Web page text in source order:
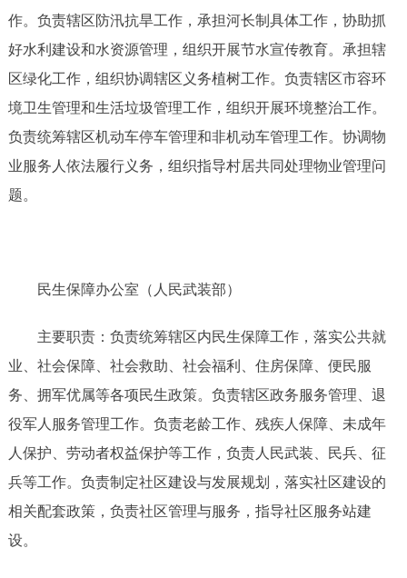
作。负责辖区防汛抗旱工作，承担河长制具体工作，协助抓
好水利建设和水资源管理，组织开展节水宣传教育。承担辖
区绿化工作，组织协调辖区义务植树工作。负责辖区市容环
境卫生管理和生活垃圾管理工作，组织开展环境整治工作。
负责统筹辖区机动车停车管理和非机动车管理工作。协调物
业服务人依法履行义务，组织指导村居共同处理物业管理问
题。
民生保障办公室（人民武装部）
主要职责：负责统筹辖区内民生保障工作，落实公共就
业、社会保障、社会救助、社会福利、住房保障、便民服
务、拥军优属等各项民生政策。负责辖区政务服务管理、退
役军人服务管理工作。负责老龄工作、残疾人保障、未成年
人保护、劳动者权益保护等工作，负责人民武装、民兵、征
兵等工作。负责制定社区建设与发展规划，落实社区建设的
相关配套政策，负责社区管理与服务，指导社区服务站建
设。